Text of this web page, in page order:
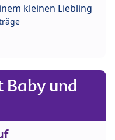
kleinen Liebling
Baby und